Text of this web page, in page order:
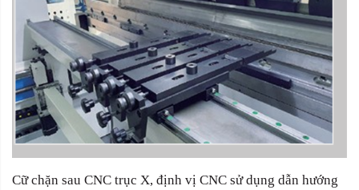
Cữ chặn sau CNC trục X, định vị CNC sử dụng dẫn hướng